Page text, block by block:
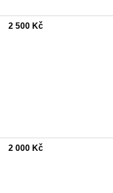
2 500 Kč
2 000 Kč